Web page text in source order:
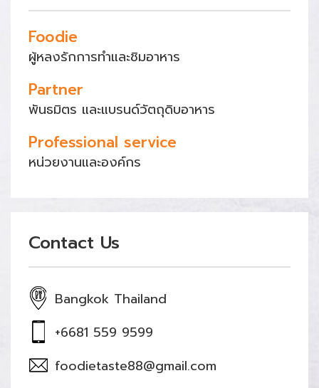
Foodie
ผู้หลงรักการทำและชิมอาหาร
Partner
พันธมิตร และแบรนด์วัตถุดิบอาหาร
Professional service
หน่วยงานและองค์กร
Contact Us
Bangkok Thailand
+6681 559 9599
foodietaste88@gmail.com